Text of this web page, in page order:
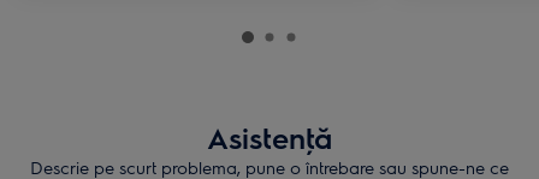
Asistenţă
Descrie pe scurt problema, pune o întrebare sau spune-ne ce